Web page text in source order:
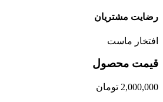
رضایت مشتریان
افتخار ماست
قیمت محصول
2,000,000 تومان